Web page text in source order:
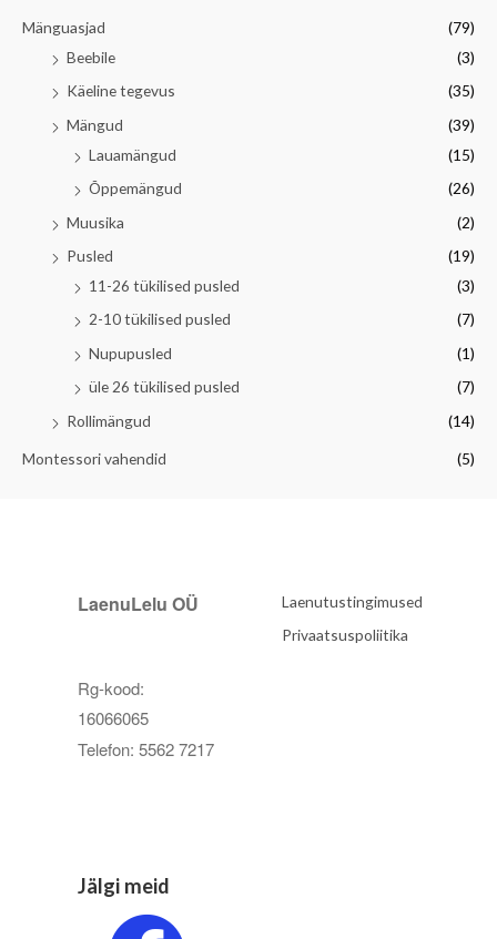
Mänguasjad
(79)
Beebile
(3)
Käeline tegevus
(35)
Mängud
(39)
Lauamängud
(15)
Õppemängud
(26)
Muusika
(2)
Pusled
(19)
11-26 tükilised pusled
(3)
2-10 tükilised pusled
(7)
Nupupusled
(1)
üle 26 tükilised pusled
(7)
Rollimängud
(14)
Montessori vahendid (5)
LaenuLelu OÜ
Rg-kood:
16066065
Telefon: 5562 7217
Laenutustingimused
Privaatsuspoliitika
Jälgi meid